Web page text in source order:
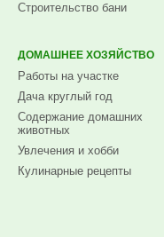
Строительство бани
ДОМАШНЕЕ ХОЗЯЙСТВО
Работы на участке
Дача круглый год
Содержание домашних
животных
Увлечения и хобби
Кулинарные рецепты